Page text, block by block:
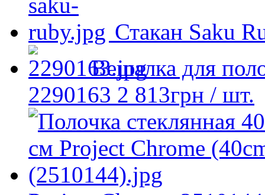
Стакан Saku
Вешалка для
2290163 2 813грн / шт.